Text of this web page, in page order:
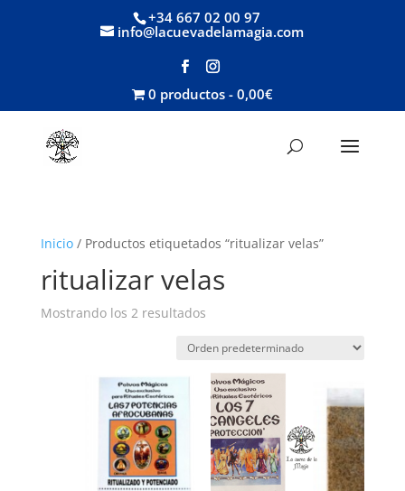
+34 667 02 00 97
info@lacuevadelamagia.com
0 productos 0,00€
Inicio/ Productos etiquetados “ritualizar velas”
ritualizar velas
Mostrando los 2 resultados